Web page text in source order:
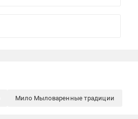
Мило Мыловаренные традиции